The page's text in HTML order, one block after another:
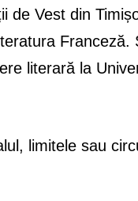
de Vest din
Franceză.
literară la
limitele sau